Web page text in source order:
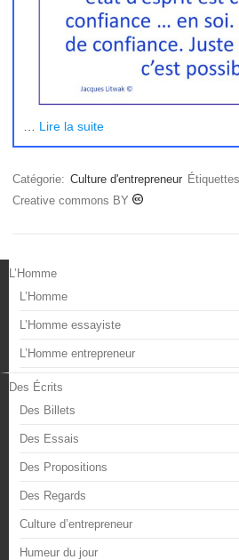
Lire la suite
Catégorie: Culture d'entrepreneur
Creative commons BY
L’Homme
L’Homme
L’Homme essayiste
L’Homme entrepreneur
Des Écrits
Des Billets
Des Essais
Des Propositions
Des Regards
Culture d’entrepreneur
Humeur du jour